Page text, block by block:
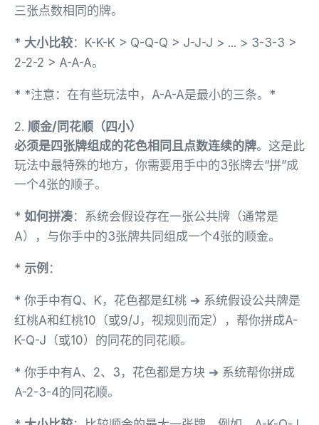
三张点数相同的牌。
* 大小比较：K-K-K > Q-Q-Q > J-J-J > ... > 3-3-3 >
2-2-2 > A-A-A。
* *注意：在有些玩法中，A-A-A是最小的三条。*
2. 顺金/同花顺（四小）
必须是四张牌组成的花色相同且点数连续的牌。这是此
玩法中最特殊的地方，你需要用手中的3张牌去“拼”成
一个4张的顺子。
* 如何拼凑：系统会假设存在一张公共牌（通常是
A），与你手中的3张牌共同组成一个4张的顺金。
* 示例 ：
* 你手中有Q、K，花色都是红桃 ➔ 系统假设公共牌是
红桃A和红桃10（或9/J，视规则而定），帮你拼成A-
K-Q-J（或10）的同花的同花顺。
* 你手中有A、2、3，花色都是方块 ➔ 系统帮你拼成
A-2-3-4的同花顺。